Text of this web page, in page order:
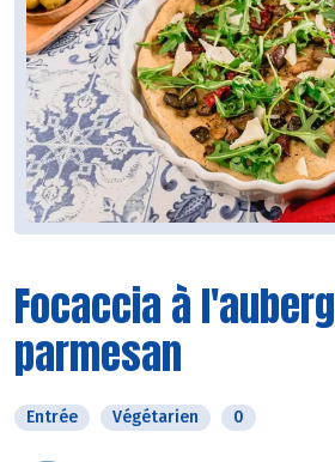
Focaccia à
parmesan
Entrée Végétarien 0